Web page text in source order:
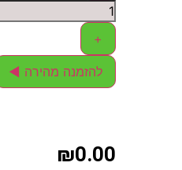
+
להזמנה מהירה ◄
₪0.00